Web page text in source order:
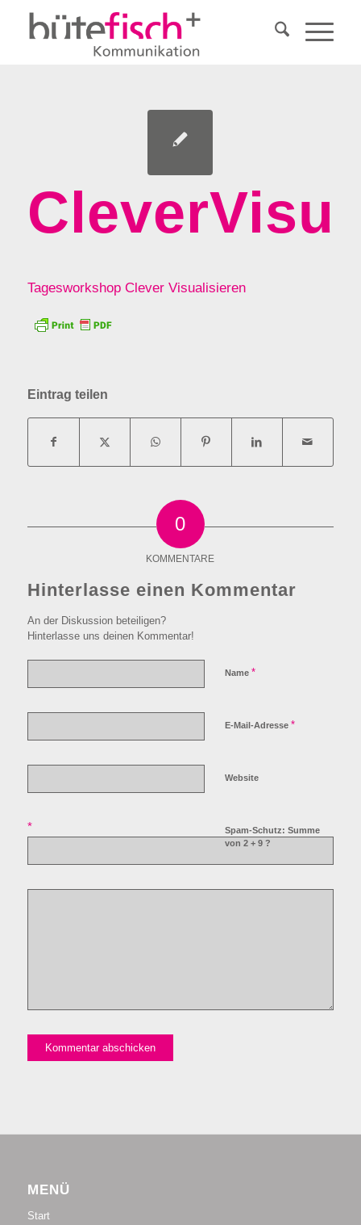
CleverVisu
Tagesworkshop Clever Visualisieren
Eintrag teilen
0
KOMMENTARE
Hinterlasse einen Kommentar
An der Diskussion beteiligen?
Hinterlasse uns deinen Kommentar!
Name *
E-Mail-Adresse *
Website
Spam-Schutz: Summe
von 2 + 9 ?
*
MENÜ
Start